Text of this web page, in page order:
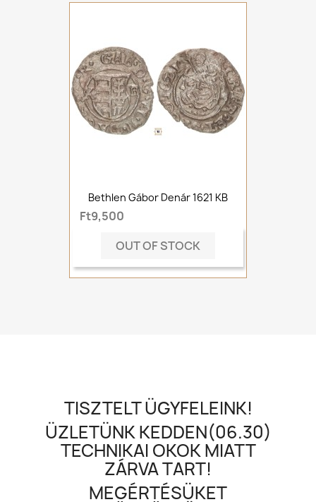
Bethlen Gábor Denár 1621 KB
Ft9,500
OUT OF STOCK
TISZTELT ÜGYFELEINK!
ÜZLETÜNK KEDDEN(06.30)
TECHNIKAI OKOK MIATT
ZÁRVA TART!
MEGÉRTÉSÜKET